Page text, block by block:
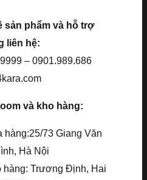
phẩm và hỗ trợ
liên hệ:
– 0901.989.686
và kho hàng:
73 Giang Văn
Hà Nội
hàng: Trương Định, Hai